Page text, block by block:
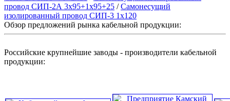
провод СИП-2А 3х95+1х95+25 /Самонесущий
изолированный провод СИП-3 1х120
Обзор предложений рынка кабельной продукции:
Российские крупнейшие заводы - производители кабельной
продукции: